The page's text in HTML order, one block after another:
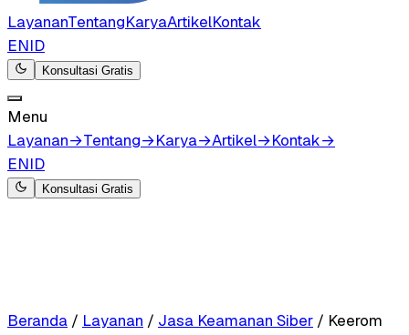
LayananTentangKaryaArtikelKontak
ENID
Konsultasi Gratis
Menu
Layanan→Tentang→Karya→Artikel→Kontak→
ENID
Konsultasi Gratis
Beranda / Layanan / Jasa Keamanan Siber / Keerom